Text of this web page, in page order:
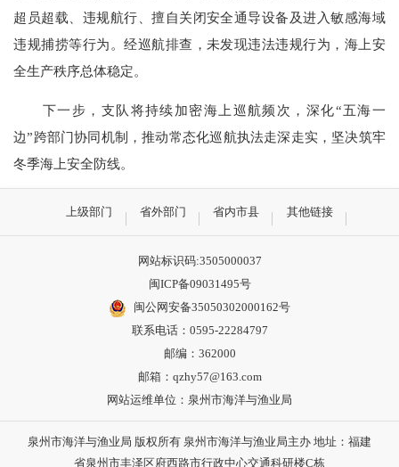
超员超载、违规航行、擅自关闭安全通导设备及进入敏感海域
违规捕捞等行为。经巡航排查，未发现违法违规行为，海上安
全生产秩序总体稳定。
下一步，支队将持续加密海上巡航频次，深化“五海一
边”跨部门协同机制，推动常态化巡航执法走深走实，坚决筑牢
冬季海上安全防线。
上级部门 省外部门 省内市县 其他链接
网站标识码:3505000037
闽ICP备09031495号
闽公网安备35050302000162号
联系电话：0595-22284797
邮编：362000
邮箱：qzhy57@163.com
网站运维单位：泉州市海洋与渔业局
泉州市海洋与渔业局 版权所有 泉州市海洋与渔业局主办 地址：福建
省泉州市丰泽区府西路市行政中心交通科研楼C栋